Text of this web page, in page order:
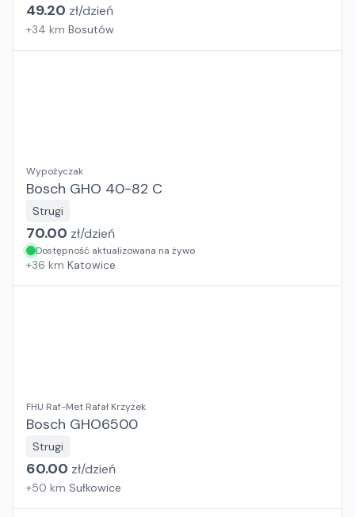
49.20 zł/dzień
+34 km Bosutów
Wypożyczak
Bosch GHO 40-82 C
Strugi
70.00 zł/dzień
Dostępność aktualizowana na żywo
+36 km Katowice
FHU Raf-Met Rafał Krzyżek
Bosch GHO6500
Strugi
60.00 zł/dzień
+50 km Sułkowice